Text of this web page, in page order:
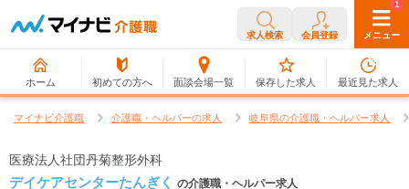
求人検索 会員登録 メニュー
ホーム 初めての方へ 面談会場一覧
0
保存した求人
1
最近見た求人
マイナビ介護職 介護職・ヘルパーの求人 岐阜県の介護職・ヘルパー求人
医療法人社団丹菊整形外科
デイケアセンターたんぎく の介護職・ヘルパー求人